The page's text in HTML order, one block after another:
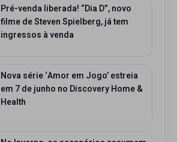
Pré-venda liberada! “Dia D”, novo
filme de Steven Spielberg, já tem
ingressos à venda
Nova série ‘Amor em Jogo’ estreia
em 7 de junho no Discovery Home &
Health